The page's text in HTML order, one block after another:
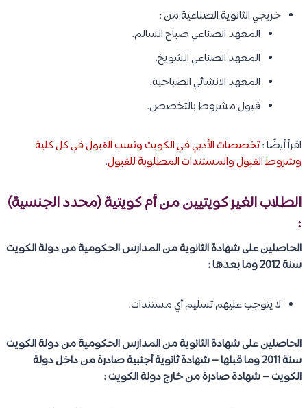
خريجي الثانوية الصناعية من :
المعهد الصناعي صباح السالم.
المعهد الصناعي الشويخ.
المعهد الانشائي الصباحية.
قبول مشروط بالتخصص.
اقرأ أيضًا :تخصصات الأدبي في الكويت ونسب القبول في كل كلية
وشروط القبول والمستندات المطلوبة للقبول.
الطلاب الغير كويتيين من أم كويتية (محدد الجنسية)
:
الحاصلين على شهادة الثانوية من المدارس الحكومية من دولة الكويت
سنة 2012 وما بعدها :
لا يتوجب عليهم تسليم أي مستندات.
الحاصلين على شهادة الثانوية من المدارس الحكومية من دولة الكويت
سنة 2011 وما قبلها – شهادة ثانوية أجنبية صادرة من داخل دولة
الكويت – شهادة صادرة من خارج دولة الكويت :